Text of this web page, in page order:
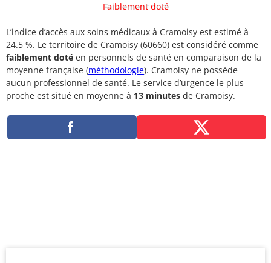
Faiblement doté
L’indice d’accès aux soins médicaux à Cramoisy est estimé à
24.5 %. Le territoire de Cramoisy (60660) est considéré comme
faiblement doté en personnels de santé en comparaison de la
moyenne française (méthodologie). Cramoisy ne possède
aucun professionnel de santé. Le service d’urgence le plus
proche est situé en moyenne à 13 minutes de Cramoisy.